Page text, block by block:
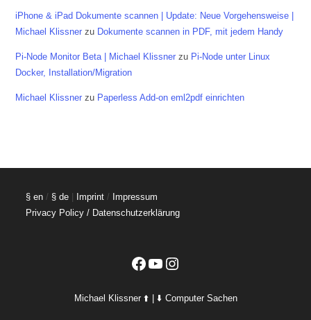
iPhone & iPad Dokumente scannen | Update: Neue Vorgehensweise |
Michael Klissner zu Dokumente scannen in PDF, mit jedem Handy
Pi-Node Monitor Beta | Michael Klissner zu Pi-Node unter Linux
Docker, Installation/Migration
Michael Klissner zu Paperless Add-on eml2pdf einrichten
§ en / § de Imprint / Impressum
Privacy Policy / Datenschutzerklärung
Facebook
YouTubeInstagram
Michael Klissner ⬆️ | ⬇️ Computer Sachen